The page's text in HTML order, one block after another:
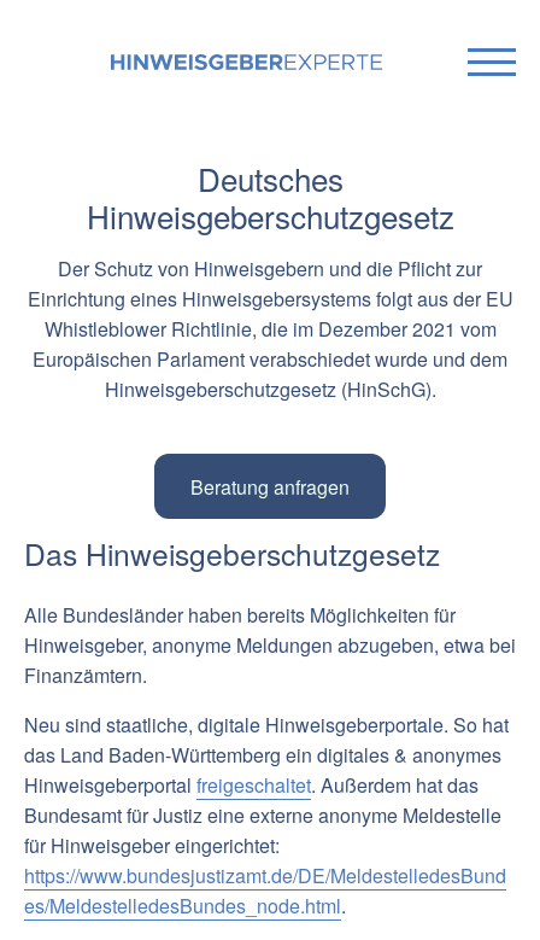
Deutsches
Hinweisgeberschutzgesetz
Der Schutz von Hinweisgebern und die Pflicht zur
Einrichtung eines Hinweisgebersystems folgt aus der EU
Whistleblower Richtlinie, die im Dezember 2021 vom
Europäischen Parlament verabschiedet wurde und dem
Hinweisgeberschutzgesetz (HinSchG).
Beratung anfragen
Das Hinweisgeberschutzgesetz
Alle Bundesländer haben bereits Möglichkeiten für
Hinweisgeber, anonyme Meldungen abzugeben, etwa bei
Finanzämtern.
Neu sind staatliche, digitale Hinweisgeberportale. So hat
das Land Baden-Württemberg ein digitales & anonymes
Hinweisgeberportal freigeschaltet. Außerdem hat das
Bundesamt für Justiz eine externe anonyme Meldestelle
für Hinweisgeber eingerichtet:
https://www.bundesjustizamt.de/DE/MeldestelledesBund
es/MeldestelledesBundes_node.html.